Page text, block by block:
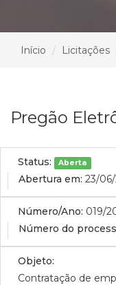
Início Licitações
Pregão
Status: Aberta
Abertura em: 23/
Número/Ano: 019/
Número do
Objeto:
Contratação de